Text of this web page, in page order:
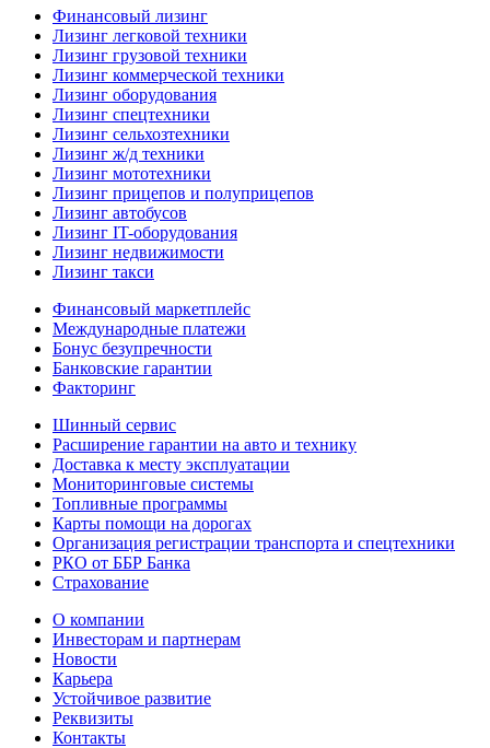
Финансовый лизинг
Лизинг легковой техники
Лизинг грузовой техники
Лизинг коммерческой техники
Лизинг оборудования
Лизинг спецтехники
Лизинг сельхозтехники
Лизинг ж/д техники
Лизинг мототехники
Лизинг прицепов и полуприцепов
Лизинг автобусов
Лизинг IT-оборудования
Лизинг недвижимости
Лизинг такси
Финансовый маркетплейс
Международные платежи
Бонус безупречности
Банковские гарантии
Факторинг
Шинный сервис
Расширение гарантии на авто и технику
Доставка к месту эксплуатации
Мониторинговые системы
Топливные программы
Карты помощи на дорогах
Организация регистрации транспорта и спецтехники
РКО от ББР Банка
Страхование
О компании
Инвесторам и партнерам
Новости
Карьера
Устойчивое развитие
Реквизиты
Контакты